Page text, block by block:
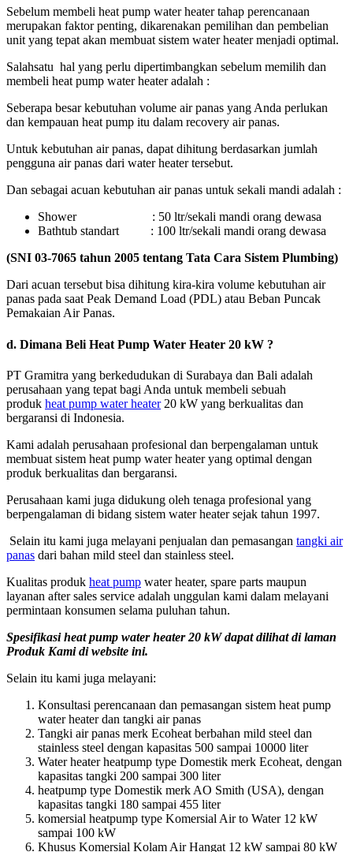
Sebelum membeli heat pump water heater tahap perencanaan
merupakan faktor penting, dikarenakan pemilihan dan pembelian
unit yang tepat akan membuat sistem water heater menjadi optimal.
Salahsatu hal yang perlu dipertimbangkan sebelum memilih dan
membeli heat pump water heater adalah :
Seberapa besar kebutuhan volume air panas yang Anda perlukan
dan kempauan heat pump itu dalam recovery air panas.
Untuk kebutuhan air panas, dapat dihitung berdasarkan jumlah
pengguna air panas dari water heater tersebut.
Dan sebagai acuan kebutuhan air panas untuk sekali mandi adalah :
Shower : 50 ltr/sekali mandi orang dewasa
Bathtub standart : 100 ltr/sekali mandi orang dewasa
(SNI 03-7065 tahun 2005 tentang Tata Cara Sistem Plumbing)
Dari acuan tersebut bisa dihitung kira-kira volume kebutuhan air
panas pada saat Peak Demand Load (PDL) atau Beban Puncak
Pemakaian Air Panas.
d. Dimana Beli Heat Pump Water Heater 20 kW ?
PT Gramitra yang berkedudukan di Surabaya dan Bali adalah
perusahaan yang tepat bagi Anda untuk membeli sebuah
produk heat pump water heater20 kW yang berkualitas dan
bergaransi di Indonesia.
Kami adalah perusahaan profesional dan berpengalaman untuk
membuat sistem heat pump water heater yang optimal dengan
produk berkualitas dan bergaransi.
Perusahaan kami juga didukung oleh tenaga profesional yang
berpengalaman di bidang sistem water heater sejak tahun 1997.
Selain itu kami juga melayani penjualan dan pemasangan tangki air
panas dari bahan mild steel dan stainless steel.
Kualitas produk heat pump water heater, spare parts maupun
layanan after sales service adalah unggulan kami dalam melayani
permintaan konsumen selama puluhan tahun.
Spesifikasi heat pump water heater 20 kW dapat dilihat di laman
Produk Kami di website ini.
Selain itu kami juga melayani:
Konsultasi perencanaan dan pemasangan sistem heat pump
water heater dan tangki air panas
Tangki air panas merk Ecoheat berbahan mild steel dan
stainless steel dengan kapasitas 500 sampai 10000 liter
Water heater heatpump type Domestik merk Ecoheat, dengan
kapasitas tangki 200 sampai 300 liter
heatpump type Domestik merk AO Smith (USA), dengan
kapasitas tangki 180 sampai 455 liter
komersial heatpump type Komersial Air to Water 12 kW
sampai 100 kW
Khusus Komersial Kolam Air Hangat 12 kW sampai 80 kW